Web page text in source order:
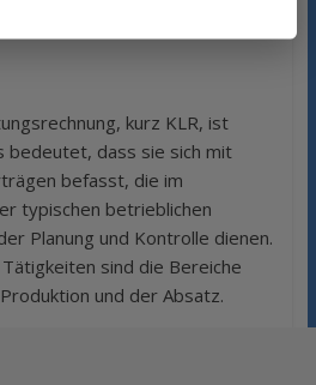
kurz KLR, ist
bedeutet, dass sie sich mit
befasst, die im
typischen betrieblichen
Planung und Kontrolle dienen.
sind die Bereiche
und der Absatz.